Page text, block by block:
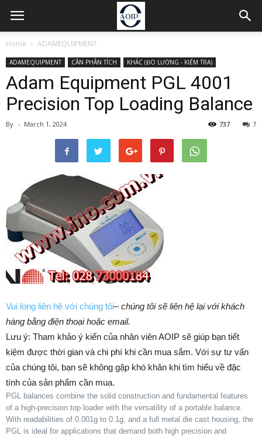
Home ADAMEQUIPMENT
ADAMEQUIPMENT CÂN PHÂN TÍCH KHÁC (ĐO LƯỜNG - KIỂM TRA)
Adam Equipment PGL 4001
Precision Top Loading Balance
By - March 1, 2024 7
737
Vui lòng liên hệ với chúng tôi–chúng tôi sẽ liên hệ lại với khách
hàng bằng điện thoại hoặc email.
Lưu ý: Tham khảo ý kiến của nhân viên AOIP sẽ giúp bạn tiết
kiệm được thời gian và chi phí khi cần mua sắm. ​​Với sự tư vấn
của chúng tôi, bạn sẽ không gặp khó khăn khi tìm hiểu về đặc
tính của sản phẩm cần mua.
PGL balances combine the solid construction and fundamental features
of a high-precision top loader with the versatility of a portable balance.
With readabilities of 0.001g to 0.1g, and a full metal die cast housing, the
PGL is ideal for applications that demand both high precision and